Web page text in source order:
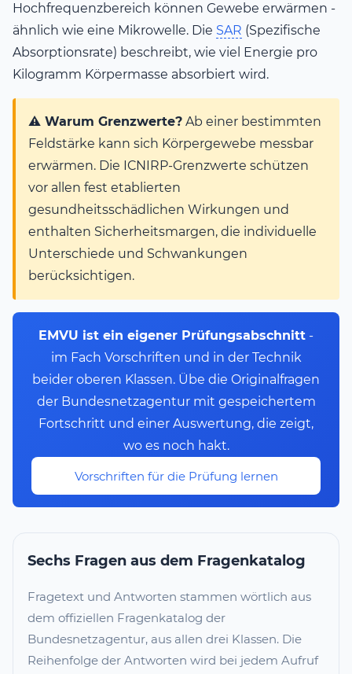
Hochfrequenzbereich können Gewebe erwärmen -
ähnlich wie eine Mikrowelle. Die SAR (Spezifische
Absorptionsrate) beschreibt, wie viel Energie pro
Kilogramm Körpermasse absorbiert wird.
⚠️ Warum Grenzwerte? Ab einer bestimmten
Feldstärke kann sich Körpergewebe messbar
erwärmen. Die ICNIRP-Grenzwerte schützen
vor allen fest etablierten
gesundheitsschädlichen Wirkungen und
enthalten Sicherheitsmargen, die individuelle
Unterschiede und Schwankungen
berücksichtigen.
EMVU ist ein eigener Prüfungsabschnitt -
im Fach Vorschriften und in der Technik
beider oberen Klassen. Übe die Originalfragen
der Bundesnetzagentur mit gespeichertem
Fortschritt und einer Auswertung, die zeigt,
wo es noch hakt.
Vorschriften für die Prüfung lernen
Sechs Fragen aus dem Fragenkatalog
Fragetext und Antworten stammen wörtlich aus
dem offiziellen Fragenkatalog der
Bundesnetzagentur, aus allen drei Klassen. Die
Reihenfolge der Antworten wird bei jedem Aufruf